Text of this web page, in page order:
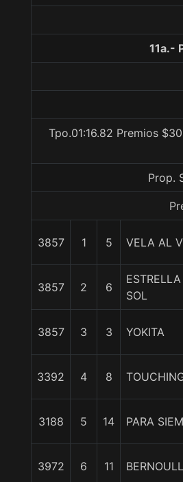
11a.-
Tpo.01:16.82 Premios
Prop.
3857 1 5 VELA AL
3857 2 6
SOL
3857 3 3 YOKITA
3392 4 8
3188 5 14 PARA
3972 6 11